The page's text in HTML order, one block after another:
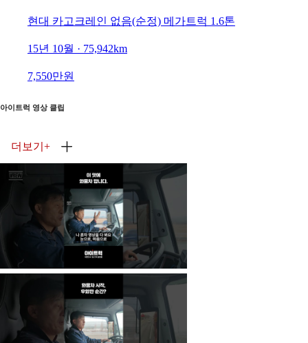
현대 카고크레인 없음(순정) 메가트럭 1.6톤
15년 10월 · 75,942km
7,550만원
아이트럭 영상 클립
더보기 +